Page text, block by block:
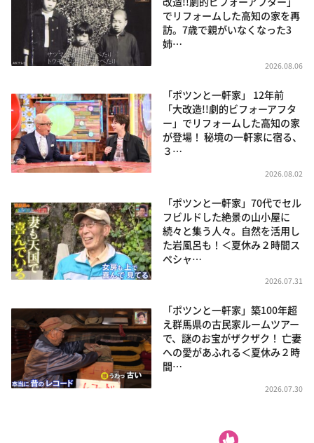
でリフォームした高知の家を再
訪。7歳で親がいなくなった3
姉…
2026.08.06
「ポツンと一軒家」 12年前
「大改造!!劇的ビフォーアフタ
ー」でリフォームした高知の家
が登場！ 秘境の一軒家に宿る、
３…
2026.08.02
「ポツンと一軒家」70代でセル
フビルドした絶景の山小屋に
続々と集う人々。自然を活用し
た岩風呂も！＜夏休み２時間ス
ペシャ…
2026.07.31
「ポツンと一軒家」築100年超
え群馬県の古民家ルームツアー
で、謎のお宝がザクザク！ 亡妻
への愛があふれる＜夏休み２時
間…
2026.07.30